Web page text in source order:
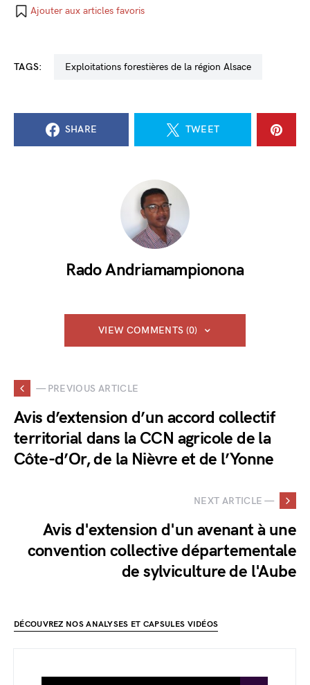
Ajouter aux articles favoris
TAGS: exploitations forestières de la région Alsace
SHARE TWEET
Rado Andriamampionona
VIEW COMMENTS (0)
— PREVIOUS ARTICLE
Avis d’extension d’un accord collectif
territorial dans la CCN agricole de la
Côte-d’Or, de la Nièvre et de l’Yonne
NEXT ARTICLE —
Avis d'extension d'un avenant à une
convention collective départementale
de sylviculture de l'Aube
DÉCOUVREZ NOS ANALYSES ET CAPSULES VIDÉOS